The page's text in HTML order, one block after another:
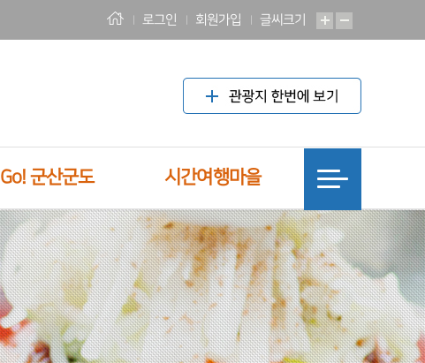
로그인 회원가입 글씨크기
Go! 군산군도 시간여행마을